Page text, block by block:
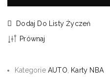
Dodaj Do Listy Życzeń
Prównaj
Kategorie AUTO Karty NBA